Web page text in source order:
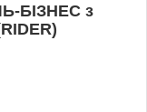
БІЗНЕС з